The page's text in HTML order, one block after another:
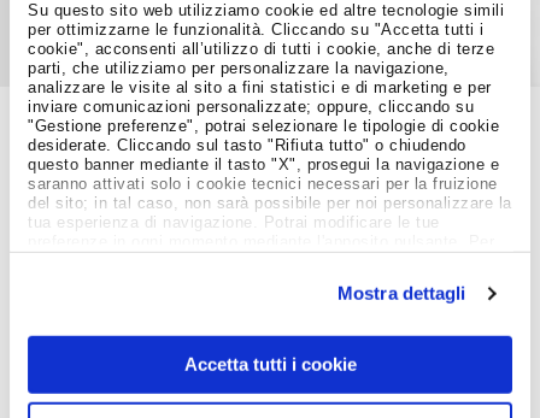
Su questo sito web utilizziamo cookie ed altre tecnologie simili
per ottimizzarne le funzionalità. Cliccando su "Accetta tutti i
cookie", acconsenti all’utilizzo di tutti i cookie, anche di terze
parti, che utilizziamo per personalizzare la navigazione,
analizzare le visite al sito a fini statistici e di marketing e per
inviare comunicazioni personalizzate; oppure, cliccando su
"Gestione preferenze", potrai selezionare le tipologie di cookie
desiderate. Cliccando sul tasto "Rifiuta tutto" o chiudendo
questo banner mediante il tasto "X", prosegui la navigazione e
saranno attivati solo i cookie tecnici necessari per la fruizione
del sito; in tal caso, non sarà possibile per noi personalizzare la
tua esperienza di navigazione. Potrai modificare le tue
Mostra dettagli
Accetta tutti i cookie
Job Meeting
MAGAZINE